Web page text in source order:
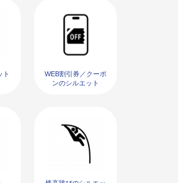
ト
WEB割引券／クーポ
ンのシルエット